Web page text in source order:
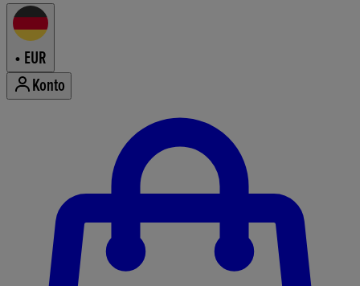
• EUR
Konto